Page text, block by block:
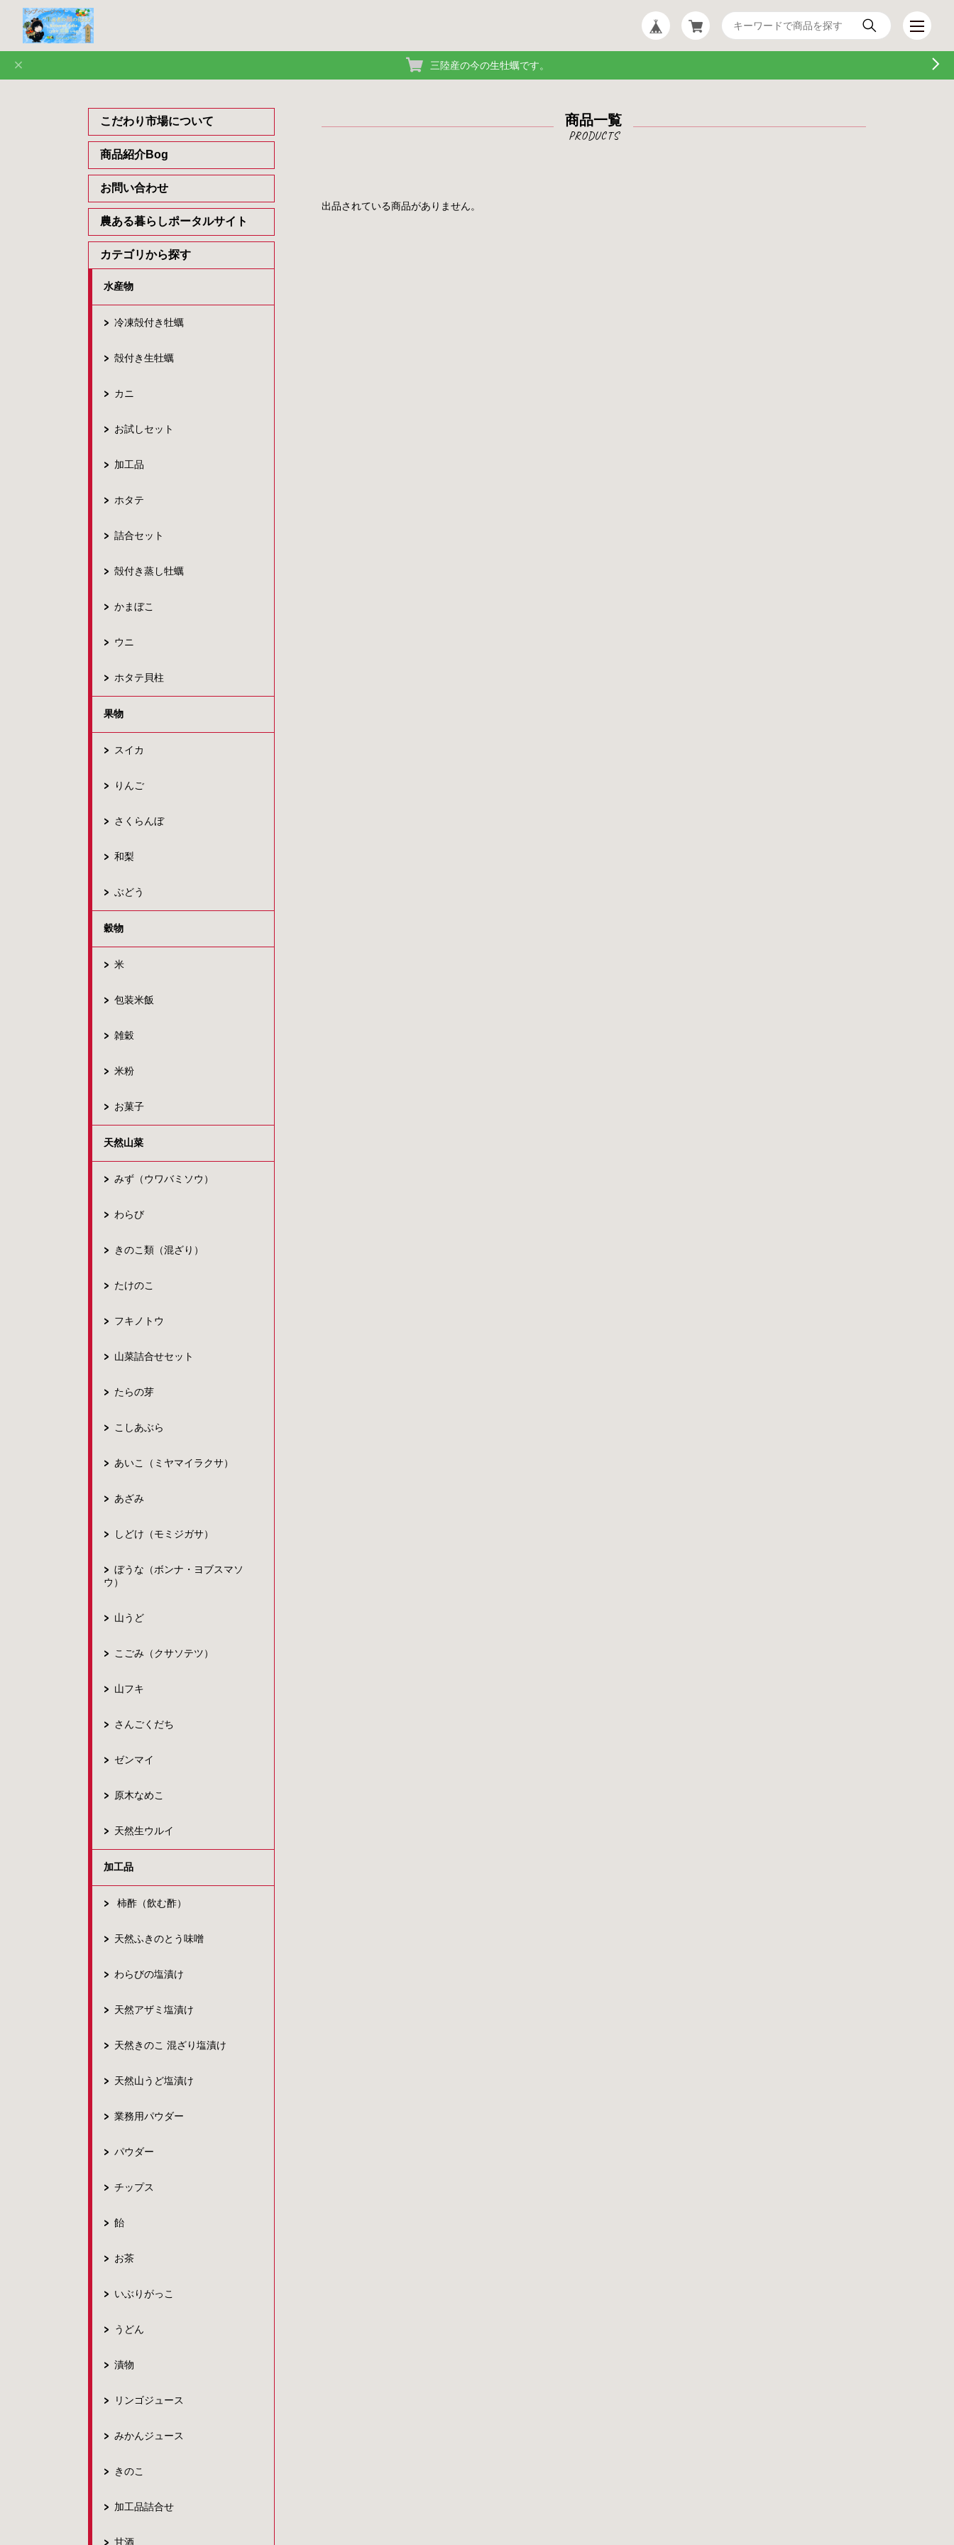
三陸産の今の生牡蠣です。
こだわり市場について
商品紹介Bog
お問い合わせ
農ある暮らしポータルサイト
カテゴリから探す
水産物
冷凍殻付き牡蠣
殻付き生牡蠣
カニ
お試しセット
加工品
ホタテ
詰合セット
殻付き蒸し牡蠣
かまぼこ
ウニ
ホタテ貝柱
果物
スイカ
りんご
さくらんぼ
和梨
ぶどう
穀物
米
包装米飯
雑穀
米粉
お菓子
天然山菜
みず（ウワバミソウ）
わらび
きのこ類（混ざり）
たけのこ
フキノトウ
山菜詰合せセット
たらの芽
こしあぶら
あいこ（ミヤマイラクサ）
あざみ
しどけ（モミジガサ）
ぼうな（ボンナ・ヨブスマソ
ウ）
山うど
こごみ（クサソテツ）
山フキ
さんごくだち
ゼンマイ
原木なめこ
天然生ウルイ
加工品
柿酢（飲む酢）
天然ふきのとう味噌
わらびの塩漬け
天然アザミ塩漬け
天然きのこ 混ざり塩漬け
天然山うど塩漬け
業務用パウダー
パウダー
チップス
飴
お茶
いぶりがっこ
うどん
漬物
リンゴジュース
みかんジュース
きのこ
加工品詰合せ
甘酒
商品一覧
出品されている商品がありません。